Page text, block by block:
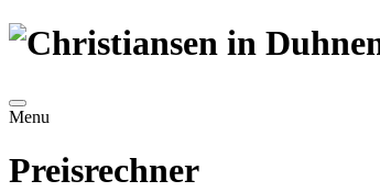
Menu
Preisrechner